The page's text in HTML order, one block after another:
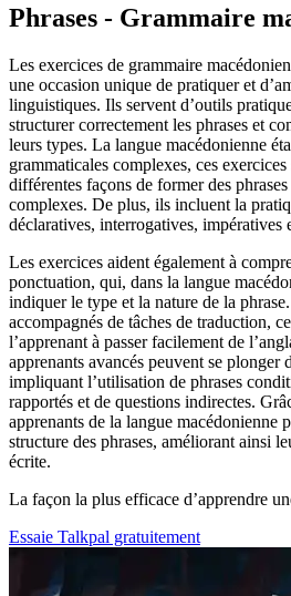
Phrases - Grammaire
Les exercices de grammaire
une occasion unique de pratiquer et
linguistiques. Ils servent d’outils
structurer correctement les phrases et
leurs types. La langue macédonienne
grammaticales complexes, ces
différentes façons de former des
complexes. De plus, ils incluent la
déclaratives, interrogatives, impératives
Les exercices aident également à
ponctuation, qui, dans la langue
indiquer le type et la nature de la
accompagnés de tâches de traduction,
l’apprenant à passer facilement de
apprenants avancés peuvent se plonger
impliquant l’utilisation de phrases
rapportés et de questions indirectes.
apprenants de la langue macédonienne
structure des phrases, améliorant ainsi
écrite.
La façon la plus efficace d’apprendre
Essaie Talkpal gratuitement